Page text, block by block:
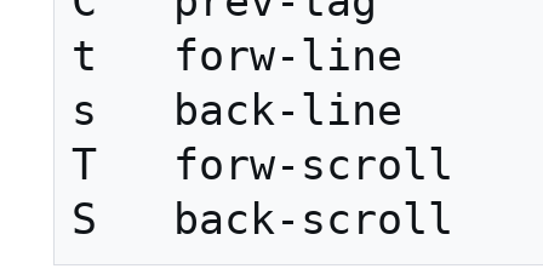
t   forw-line
s   back-line
T   forw-scroll
S   back-scroll